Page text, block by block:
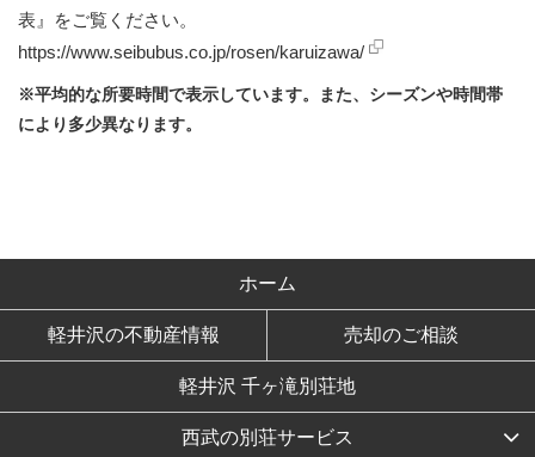
表』をご覧ください。
https://www.seibubus.co.jp/rosen/karuizawa/
※平均的な所要時間で表示しています。また、シーズンや時間帯
により多少異なります。
ホーム
軽井沢の不動産情報 売却のご相談
軽井沢 千ヶ滝別荘地
西武の別荘サービス